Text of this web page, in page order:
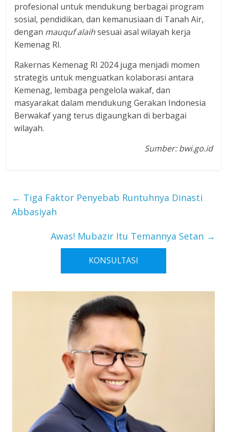
profesional untuk mendukung berbagai program
sosial, pendidikan, dan kemanusiaan di Tanah Air,
dengan mauquf alaihsesuai asal wilayah kerja
Kemenag RI.
Rakernas Kemenag RI 2024 juga menjadi momen
strategis untuk menguatkan kolaborasi antara
Kemenag, lembaga pengelola wakaf, dan
masyarakat dalam mendukung Gerakan Indonesia
Berwakaf yang terus digaungkan di berbagai
wilayah.
Sumber: bwi.go.id
← Tiga Faktor Penyebab Runtuhnya Dinasti
Abbasiyah
Awas! Mubazir Itu Temannya Setan →
KONSULTASI